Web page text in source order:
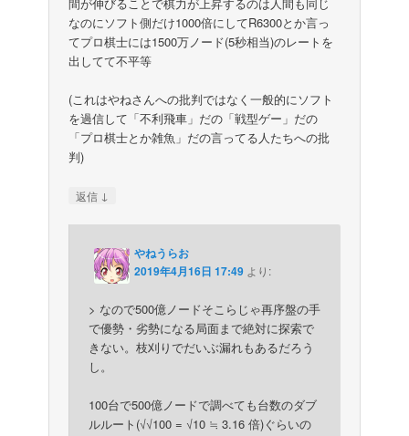
なのにソフト側だけ1000倍にしてR6300とか言っ
てプロ棋士には1500万ノード(5秒相当)のレートを
出してて不平等
(これはやねさんへの批判ではなく一般的にソフト
を過信して「不利飛車」だの「戦型ゲー」だの
「プロ棋士とか雑魚」だの言ってる人たちへの批
判)
返信 ↓
やねうらお
2019年4月16日 17:49 より:
> なので500億ノードそこらじゃ再序盤の手
で優勢・劣勢になる局面まで絶対に探索で
きない。枝刈りでだいぶ漏れもあるだろう
し。
100台で500億ノードで調べても台数のダブ
ルルート(√√100 = √10 ≒ 3.16 倍)ぐらいの